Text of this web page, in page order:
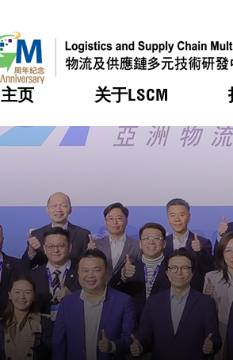
主页 关于LSCM
机
组
组织
董事
研究
招
服务
可
应
重点
合
资
资助
税
申请
评审
征
活动
奖项
新
媒体
新闻
资讯
会
会
会员